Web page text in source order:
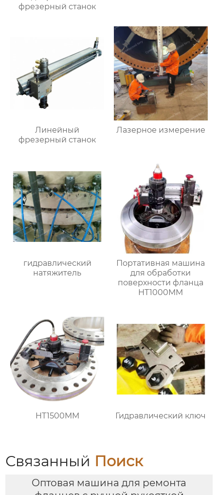
фрезерный станок
Линейный
фрезерный станок
Лазерное измерение
гидравлический
натяжитель
Портативная машина
для обработки
поверхности фланца
HT1000MM
HT1500MM Гидравлический ключ
Связанный Поиск
Оптовая машина для ремонта